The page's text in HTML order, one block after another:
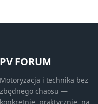
PV FORUM
Motoryzacja i technika bez
zbędnego chaosu —
konkretnie, praktycznie, na